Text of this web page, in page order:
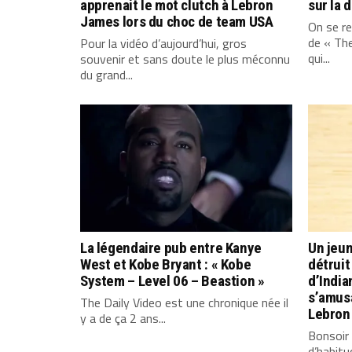
apprenait le mot clutch à Lebron
James lors du choc de team USA
Pour la vidéo d’aujourd’hui, gros
souvenir et sans doute le plus méconnu
du grand...
sur la
On se
de «
qui...
La légendaire pub entre Kanye
West et Kobe Bryant : « Kobe
System – Level 06 – Beastion »
The Daily Video est une chronique née il
y a de ça 2 ans...
Un
détruit